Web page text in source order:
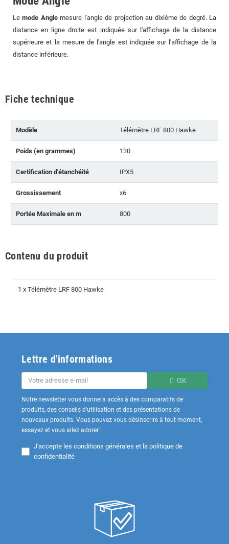
Lemode Anglemesure l'angle de projection au dixième de degré. La
distance en ligne droite est indiquée sur l'affichage de la distance
supérieure et la mesure de l'angle est indiquée sur l'affichage de la
distance inférieure.
Fiche technique
Modèle Télémètre LRF 800 Hawke
Poids (en grammes) 130
Certification d'étanchéité IPX5
Grossissement x6
Portée Maximale en m 800
Contenu du produit
1 x Télémètre LRF 800 Hawke
Lettre d'informations
OK
Notre newsletter vous donnera accès à des comparatifs de
produits, des conseils d'utilisation et des présentations de
nouveaux produits. Vous pouvez vous désinscrire à tout moment,
essayez et vous allez adorer !
J'accepte les conditions générales et la politique de
confidentialité